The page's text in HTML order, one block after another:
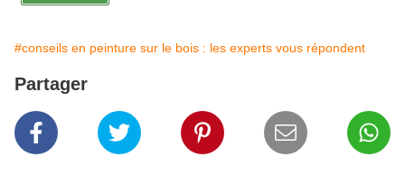
#conseils en peinture sur le bois : les experts vous répondent
Partager